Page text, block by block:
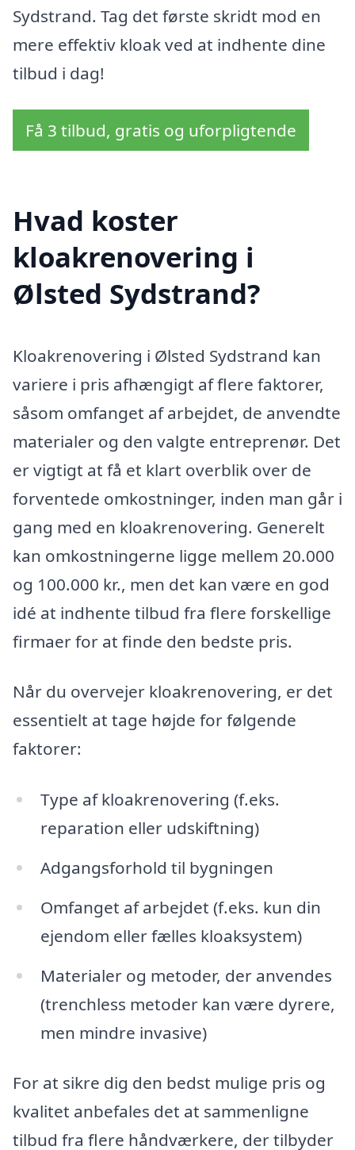
Sydstrand. Tag det første skridt mod en
mere effektiv kloak ved at indhente dine
tilbud i dag!
Få 3 tilbud, gratis og uforpligtende
Hvad koster
kloakrenovering i
Ølsted Sydstrand?
Kloakrenovering i Ølsted Sydstrand kan
variere i pris afhængigt af flere faktorer,
såsom omfanget af arbejdet, de anvendte
materialer og den valgte entreprenør. Det
er vigtigt at få et klart overblik over de
forventede omkostninger, inden man går i
gang med en kloakrenovering. Generelt
kan omkostningerne ligge mellem 20.000
og 100.000 kr., men det kan være en god
idé at indhente tilbud fra flere forskellige
firmaer for at finde den bedste pris.
Når du overvejer kloakrenovering, er det
essentielt at tage højde for følgende
faktorer:
Type af kloakrenovering (f.eks.
reparation eller udskiftning)
Adgangsforhold til bygningen
Omfanget af arbejdet (f.eks. kun din
ejendom eller fælles kloaksystem)
Materialer og metoder, der anvendes
(trenchless metoder kan være dyrere,
men mindre invasive)
For at sikre dig den bedst mulige pris og
kvalitet anbefales det at sammenligne
tilbud fra flere håndværkere, der tilbyder